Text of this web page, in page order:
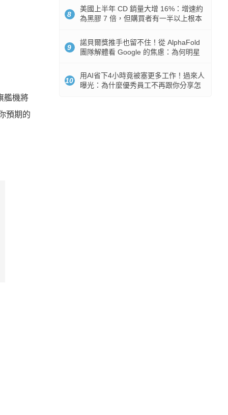
艦機將
預期的
8
美國上半年 CD 銷量大增 16%：增速約
為黑膠 7 倍，但購買者有一半以上根本
9
諾貝爾獎推手也留不住！從 AlphaFold
團隊解體看 Google 的焦慮：為何明星
10
用AI省下4小時竟被塞更多工作！過來人
曝光：為什麼優秀員工不再跟你分享怎